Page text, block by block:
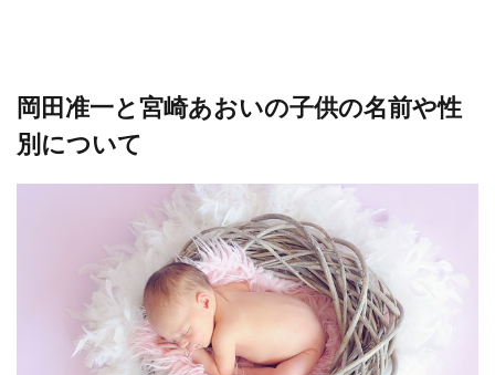
岡田准一と宮崎あおいの子供の名前や性
別について